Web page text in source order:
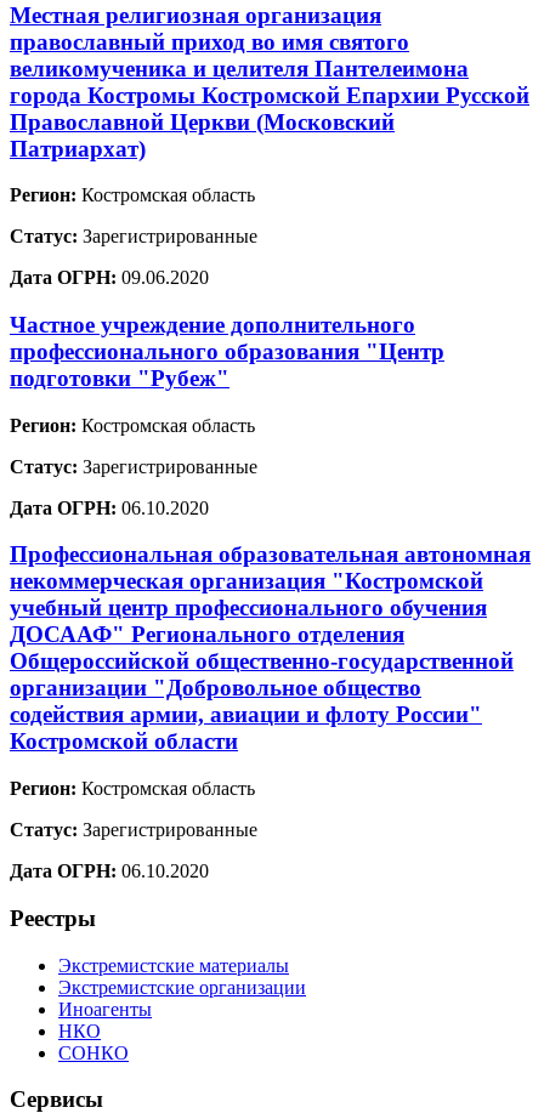
Местная религиозная организация
православный приход во имя святого
великомученика и целителя Пантелеимона
города Костромы Костромской Епархии Русской
Православной Церкви (Московский
Патриархат)
Регион: Костромская область
Статус: Зарегистрированные
Дата ОГРН: 09.06.2020
Частное учреждение дополнительного
профессионального образования "Центр
подготовки "Рубеж"
Регион: Костромская область
Статус: Зарегистрированные
Дата ОГРН: 06.10.2020
Профессиональная образовательная автономная
некоммерческая организация "Костромской
учебный центр профессионального обучения
ДОСААФ" Регионального отделения
Общероссийской общественно-государственной
организации "Добровольное общество
содействия армии, авиации и флоту России"
Костромской области
Регион: Костромская область
Статус: Зарегистрированные
Дата ОГРН: 06.10.2020
Реестры
Экстремистские материалы
Экстремистские организации
Иноагенты
НКО
СОНКО
Сервисы